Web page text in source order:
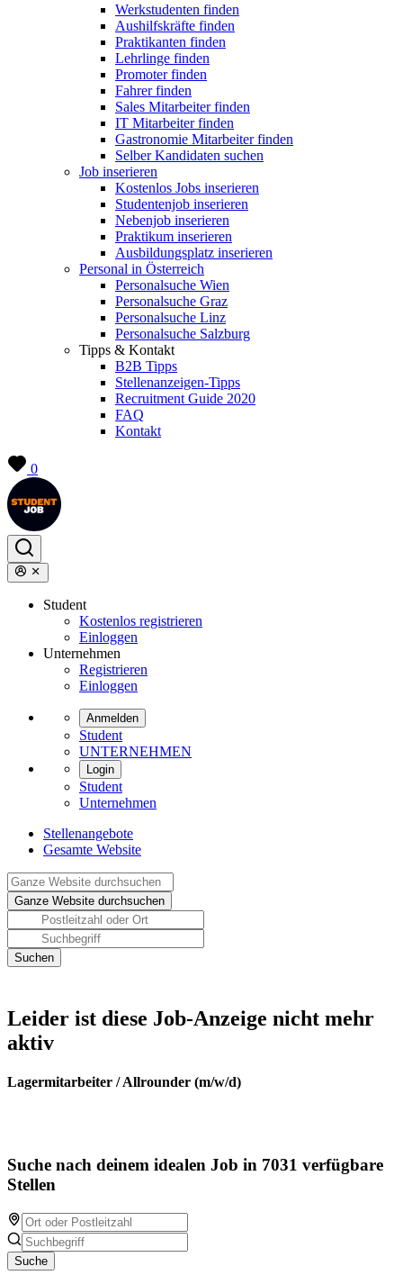
Werkstudenten finden
Aushilfskräfte finden
Praktikanten finden
Lehrlinge finden
Promoter finden
Fahrer finden
Sales Mitarbeiter finden
IT Mitarbeiter finden
Gastronomie Mitarbeiter finden
Selber Kandidaten suchen
Job inserieren
Kostenlos Jobs inserieren
Studentenjob inserieren
Nebenjob inserieren
Praktikum inserieren
Ausbildungsplatz inserieren
Personal in Österreich
Personalsuche Wien
Personalsuche Graz
Personalsuche Linz
Personalsuche Salzburg
Tipps & Kontakt
B2B Tipps
Stellenanzeigen-Tipps
Recruitment Guide 2020
FAQ
Kontakt
0
Student
Kostenlos registrieren
Einloggen
Unternehmen
Registrieren
Einloggen
Anmelden
Student
UNTERNEHMEN
Login
Student
Unternehmen
Stellenangebote
Gesamte Website
Leider ist diese Job-Anzeige nicht mehr
aktiv
Lagermitarbeiter / Allrounder (m/w/d)
Suche nach deinem idealen Job in 7031 verfügbare
Stellen
Suche